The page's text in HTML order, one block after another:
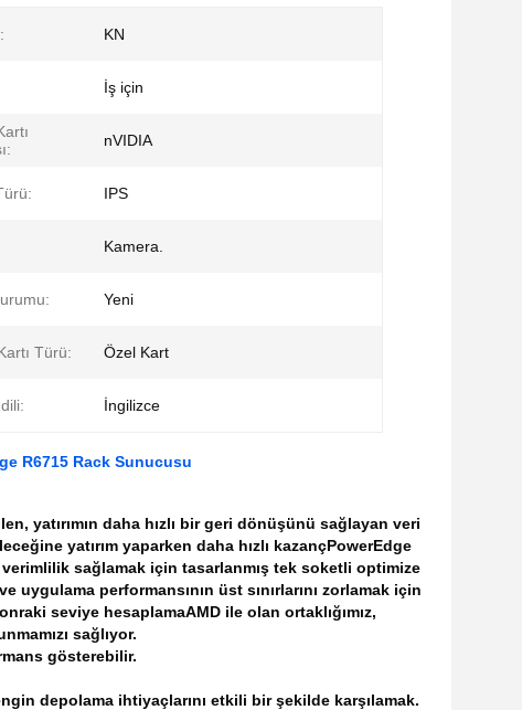
KN
İş için
nVIDIA
IPS
Kamera.
Yeni
Türü: Özel Kart
İngilizce
R6715 Rack Sunucusu
yatırımın daha hızlı bir geri dönüşünü sağlayan veri
yatırım yaparken daha hızlı kazançPowerEdge
sağlamak için tasarlanmış tek soketli optimize
performansının üst sınırlarını zorlamak için
seviye hesaplamaAMD ile olan ortaklığımız,
sağlıyor.
gösterebilir.
depolama ihtiyaçlarını etkili bir şekilde karşılamak.